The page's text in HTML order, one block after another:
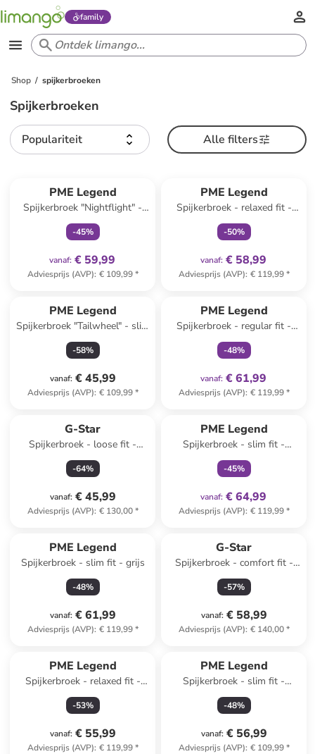
family
Shop spijkerbroeken
Spijkerbroeken
Populariteit Alle filters
PME Legend
Spijkerbroek "Nightflight" -
regular fit - blauw
-45%
vanaf: € 59,99
Adviesprijs (AVP): € 109,99*
PME Legend
Spijkerbroek - relaxed fit -
blauw
-50%
vanaf: € 58,99
Adviesprijs (AVP): € 119,99*
PME Legend
Spijkerbroek "Tailwheel" - slim
fit - lichtblauw
-58%
vanaf: € 45,99
Adviesprijs (AVP): € 109,99*
PME Legend
Spijkerbroek - regular fit -
donkerblauw
-48%
vanaf: € 61,99
Adviesprijs (AVP): € 119,99*
G-Star
Spijkerbroek - loose fit -
antraciet
-64%
vanaf: € 45,99
Adviesprijs (AVP): € 130,00*
PME Legend
Spijkerbroek - slim fit -
lichtblauw
-45%
vanaf: € 64,99
Adviesprijs (AVP): € 119,99*
PME Legend
Spijkerbroek - slim fit - grijs
-48%
vanaf: € 61,99
Adviesprijs (AVP): € 119,99*
G-Star
Spijkerbroek - comfort fit -
blauw
-57%
vanaf: € 58,99
Adviesprijs (AVP): € 140,00*
PME Legend
Spijkerbroek - relaxed fit -
donkerblauw
-53%
vanaf: € 55,99
Adviesprijs (AVP): € 119,99*
PME Legend
Spijkerbroek - slim fit -
lichtblauw
-48%
vanaf: € 56,99
Adviesprijs (AVP): € 109,99*